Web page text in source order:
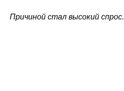
Причиной стал высокий спрос.